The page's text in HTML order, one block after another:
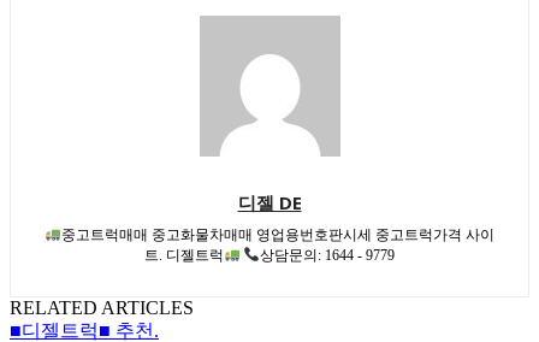
디젤 DE
중고트럭매매 중고화물차매매 영업용번호판시세 중고트럭가격 사이
트. 디젤트럭
상담문의: 1644 - 9779
RELATED ARTICLES
■디젤트럭■ 추천.